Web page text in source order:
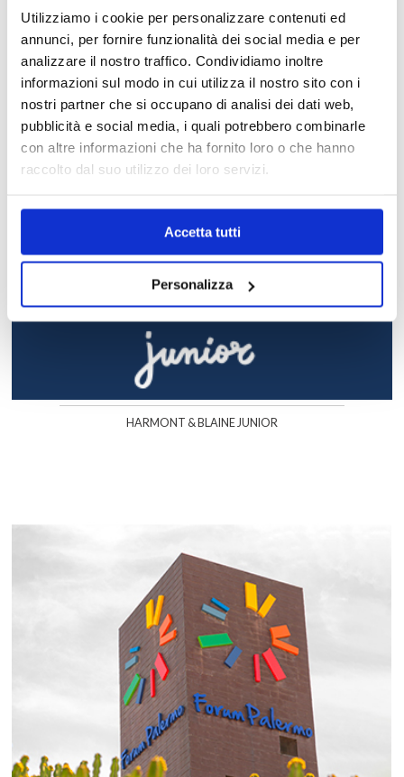
Utilizziamo i cookie per personalizzare contenuti ed
annunci, per fornire funzionalità dei social media e per
analizzare il nostro traffico. Condividiamo inoltre
informazioni sul modo in cui utilizza il nostro sito con i
nostri partner che si occupano di analisi dei dati web,
pubblicità e social media, i quali potrebbero combinarle
con altre informazioni che ha fornito loro o che hanno
raccolto dal suo utilizzo dei loro servizi.
Accetta tutti
Personalizza
HARMONT & BLAINE JUNIOR